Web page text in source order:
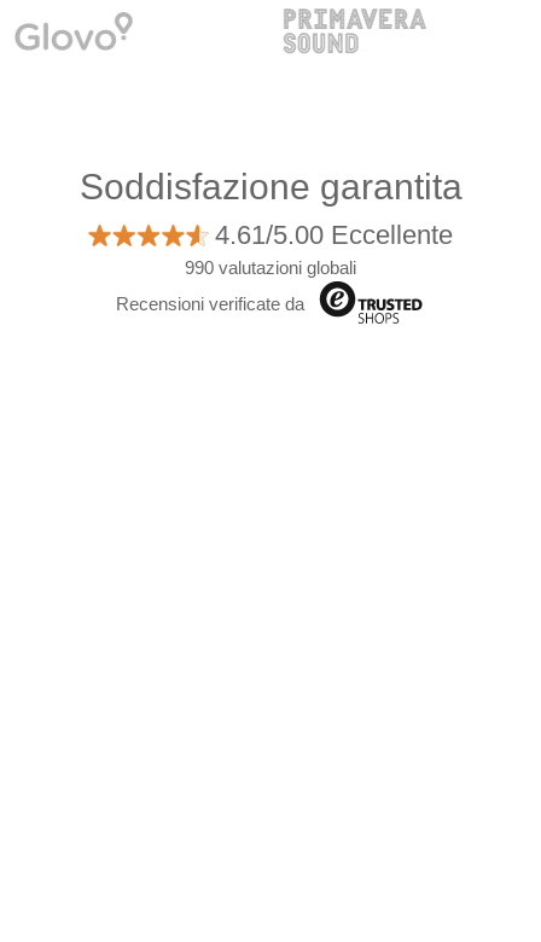
Soddisfazione garantita
4.61/5.00 Eccellente
990 valutazioni globali
Recensioni verificate da